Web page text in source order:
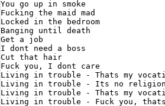
You go up in smoke
Fucking the maid mad
Locked in the bedroom
Banging until death
Get a job
I dont need a boss
Cut that hair
Fuck you, I dont care
Living in trouble - Thats my
Living in trouble - Its no
Living in trouble - Thats my